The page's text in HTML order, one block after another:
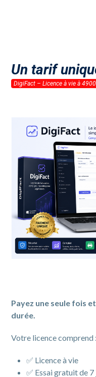
Un tarif
DigiFact – Licence à vie à
Payez une seule fois
durée.
Votre licence comprend :
✅ Licence à vie
✅ Essai gratuit de 7